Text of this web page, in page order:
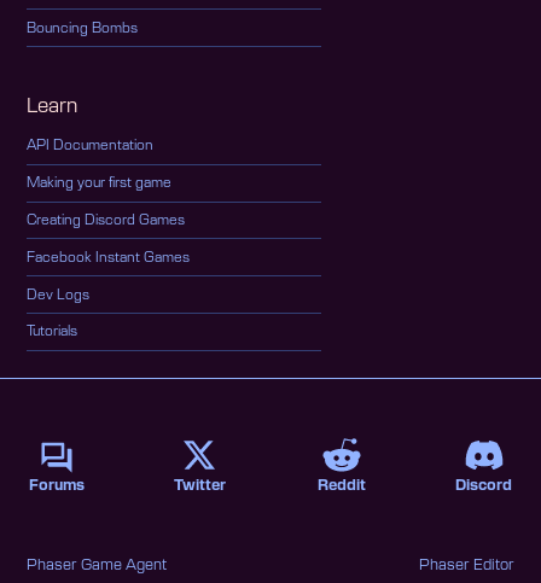
Bouncing Bombs
Learn
API Documentation
Making your first game
Creating Discord Games
Facebook Instant Games
Dev Logs
Tutorials
Phaser Game Agent Phaser Editor
Forums Twitter Reddit Discord